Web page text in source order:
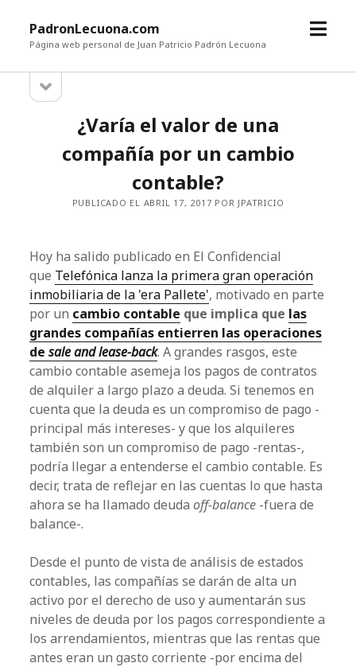
PadronLecuona.com
Página web personal de Juan Patricio Padrón Lecuona
a
r
b
t
e
r
a
l
¿Varía el valor de una
compañía por un cambio
contable?
PUBLICADO EL ABRIL 17, 2017 POR JPATRICIO
Hoy ha salido publicado en El Confidencial
que Telefónica lanza la primera gran operación
inmobiliaria de la 'era Pallete', motivado en parte
por un cambio contable que implica que las
grandes compañías entierren las operaciones
desale and lease-back. A grandes rasgos, este
cambio contable asemeja los pagos de contratos
de alquiler a largo plazo a deuda. Si tenemos en
cuenta que la deuda es un compromiso de pago -
principal más intereses- y que los alquileres
también son un compromiso de pago -rentas-,
podría llegar a entenderse el cambio contable. Es
decir, trata de reflejar en las cuentas lo que hasta
ahora se ha llamado deudaoff-balance -fuera de
balance-.
Desde el punto de vista de análisis de estados
contables, las compañías se darán de alta un
activo por el derecho de uso y aumentarán sus
niveles de deuda por los pagos correspondiente a
los arrendamientos, mientras que las rentas que
antes eran un gasto corriente -por encima del